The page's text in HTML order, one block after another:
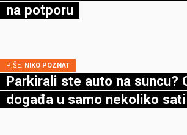
na potporu
PIŠE: NIKO POZNAT
Parkirali ste auto na suncu?
događa u samo nekoliko sati